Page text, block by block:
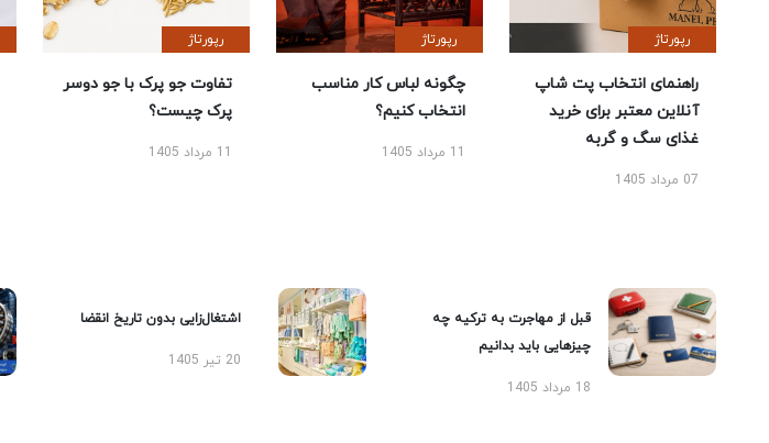
رپورتاژ
راهنمای انتخاب پت شاپ
آنلاین معتبر برای خرید
غذای سگ و گربه
07 مرداد 1405
رپورتاژ
چگونه لباس کار مناسب
انتخاب کنیم؟
11 مرداد 1405
رپورتاژ
تفاوت جو پرک با جو دوسر
پرک چیست؟
11 مرداد 1405
قبل از مهاجرت به ترکیه چه
چیزهایی باید بدانیم
18 مرداد 1405
اشتغال‌زایی بدون تاریخ انقضا
20 تیر 1405